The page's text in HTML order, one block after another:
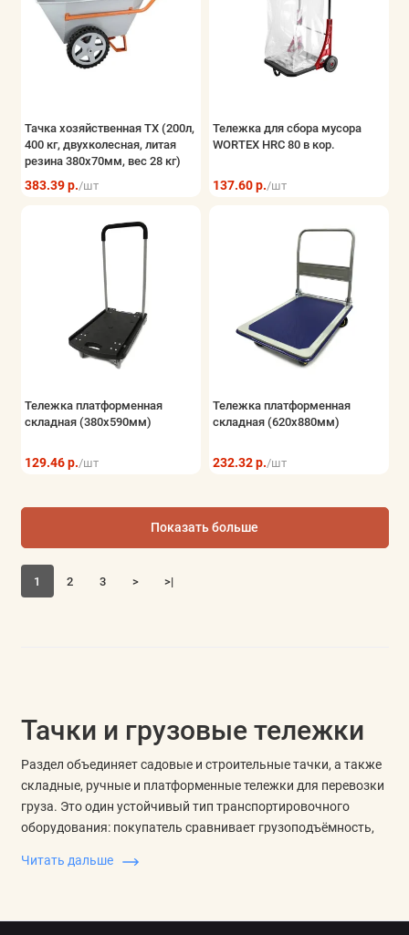
Тачка хозяйственная ТХ (200л,
400 кг, двухколесная, литая
резина 380х70мм, вес 28 кг)
383.39 р./шт
Тележка для сбора мусора
WORTEX HRC 80 в кор.
137.60 р./шт
Тележка платформенная
складная (380х590мм)
129.46 р./шт
Тележка платформенная
складная (620х880мм)
232.32 р./шт
1 2 3 > >|
Показать больше
Тачки и грузовые тележки
Раздел объединяет садовые и строительные тачки, а также
складные, ручные и платформенные тележки для перевозки
груза. Это один устойчивый тип транспортировочного
оборудования: покупатель сравнивает грузоподъёмность,
виде.
Читать дальше